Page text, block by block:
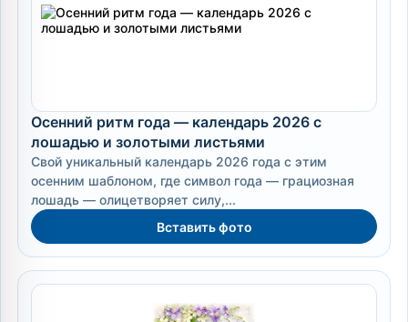
Осенний ритм года — календарь 2026 с
лошадью и золотыми листьями
Свой уникальный календарь 2026 года с этим
осенним шаблоном, где символ года — грациозная
лошадь — олицетворяет силу,...
Вставить фото